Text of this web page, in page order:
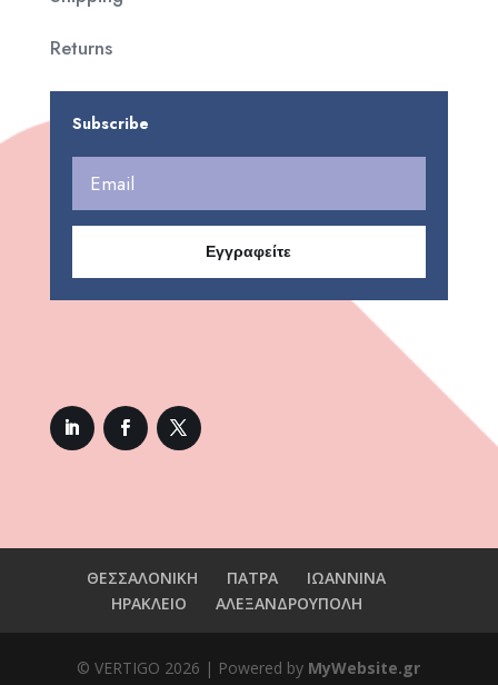
Returns
Subscribe
Εγγραφείτε
ΘΕΣΣΑΛΟΝΙΚΗ ΠΑΤΡΑ
ΙΩΑΝΝΙΝΑ
ΗΡΑΚΛΕΙΟ
ΑΛΕΞΑΝΔΡΟΥΠΟΛΗ
© VERTIGO 2026 | Powered by MyWebsite.gr